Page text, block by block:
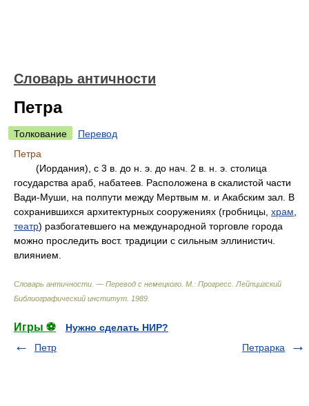
Словарь античности
Петра
Толкование
Перевод
Петра
(Иордания), с 3 в. до н. э. до нач. 2 в. н. э. столица
государства араб, набатеев. Расположена в скалистой части
Вади-Муши, на полпути между Мертвым м. и Акабским зал. В
сохранившихся архитектурных сооружениях (гробницы, храм
театр) разбогатевшего на международной торговле города
можно проследить вост. традиции с сильным эллинистич.
влиянием.
Словарь античности. — Перевод с немецкого. М.: Прогресс Лейпцигский
Библиографический институт 1989
Игры ⚽
Нужно сделать НИР?
Петр
Петрарка